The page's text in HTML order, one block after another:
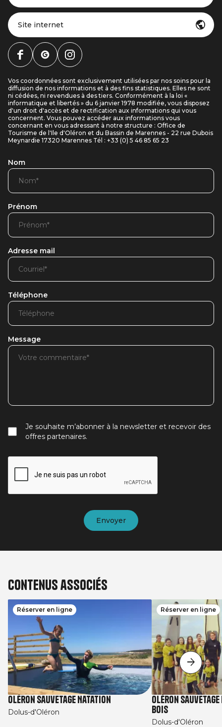
Site internet
Vos coordonnées sont exclusivement utilisées par nos soins pour la
diffusion de nos informations et à des fins statistiques. Elles ne sont
ni cédées, ni revendues à des tiers. Conformément à la loi «
informatique et libertés » du 6 janvier 1978 modifiée, vous disposez
d'un droit d'accès et de rectification aux informations qui vous
concernent. Vous pouvez accéder aux informations vous
concernant en vous adressant à notre structure : Office de
Tourisme de l'Ile d'Oléron et du Bassin de Marennes - 22 rue Dubois
Meynardie 17320 Marennes Tél : +33 (0) 5 46 85 65 23
Nom
Prénom
Adresse mail
Téléphone
Message
Je souhaite m’abonner à la newsletter et recevoir des
offres partenaires.
Contenus associés
Réserver en ligne
Oléron Sauvetage Natation
Dolus-d'Oléron
Réserver en ligne
Oléron
Bois
Dolus-d'Oléron